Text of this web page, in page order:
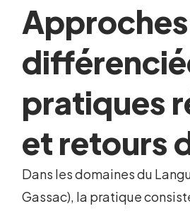
Approches
pratiques
et retours
Dans les domaines du
Gassac), la pratique